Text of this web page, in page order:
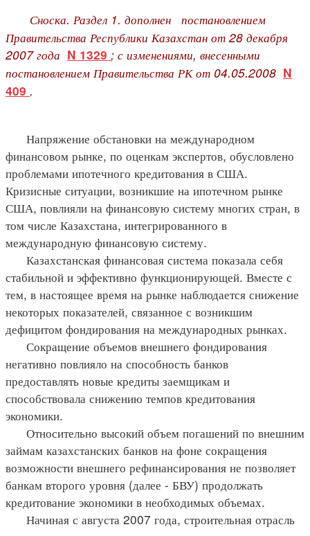
Сноска. Раздел 1. дополнен постановлением
Правительства Республики Казахстан от 28 декабря
2007 года N 1329 ; с изменениями, внесенными
постановлением Правительства РК от 04.05.2008 N
409 .
Напряжение обстановки на международном
финансовом рынке, по оценкам экспертов, обусловлено
проблемами ипотечного кредитования в США.
Кризисные ситуации, возникшие на ипотечном рынке
США, повлияли на финансовую систему многих стран, в
том числе Казахстана, интегрированного в
международную финансовую систему.
Казахстанская финансовая система показала себя
стабильной и эффективно функционирующей. Вместе с
тем, в настоящее время на рынке наблюдается снижение
некоторых показателей, связанное с возникшим
дефицитом фондирования на международных рынках.
Сокращение объемов внешнего фондирования
негативно повлияло на способность банков
предоставлять новые кредиты заемщикам и
способствовала снижению темпов кредитования
экономики.
Относительно высокий объем погашений по внешним
займам казахстанских банков на фоне сокращения
возможности внешнего рефинансирования не позволяет
банкам второго уровня (далее - БВУ) продолжать
кредитование экономики в необходимых объемах.
Начиная с августа 2007 года, строительная отрасль